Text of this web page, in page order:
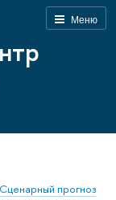
Меню
прогноз